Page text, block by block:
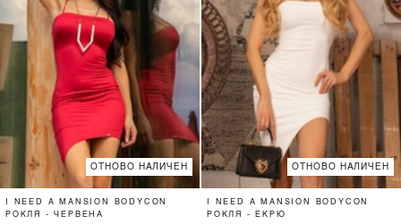
ОТНОВО НАЛИЧЕН
I NEED A MANSION BODYCON
РОКЛЯ - ЧЕРВЕНА
ОТНОВО НАЛИЧЕН
I NEED A MANSION BODYCON
РОКЛЯ - ЕКРЮ